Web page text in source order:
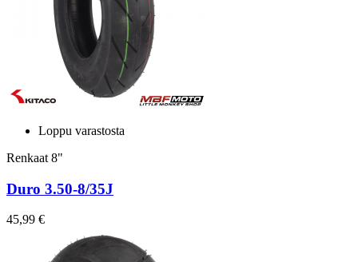
Loppu varastosta
Renkaat 8"
Duro 3.50-8/35J
45,99 €